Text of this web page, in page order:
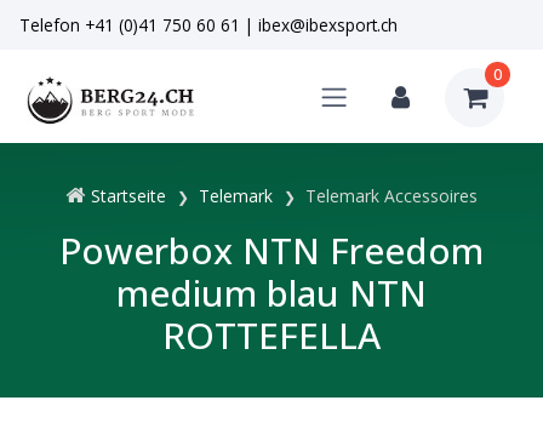
Telefon +41 (0)41 750 60 61 | ibex@ibexsport.ch
0
Startseite Telemark Telemark Accessoires
Powerbox NTN Freedom
medium blau NTN
ROTTEFELLA